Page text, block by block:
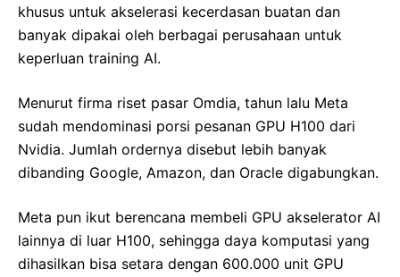
khusus untuk akselerasi kecerdasan buatan dan
banyak dipakai oleh berbagai perusahaan untuk
keperluan training AI.
Menurut firma riset pasar Omdia, tahun lalu Meta
sudah mendominasi porsi pesanan GPU H100 dari
Nvidia. Jumlah ordernya disebut lebih banyak
dibanding Google, Amazon, dan Oracle digabungkan.
Meta pun ikut berencana membeli GPU akselerator AI
lainnya di luar H100, sehingga daya komputasi yang
dihasilkan bisa setara dengan 600.000 unit GPU